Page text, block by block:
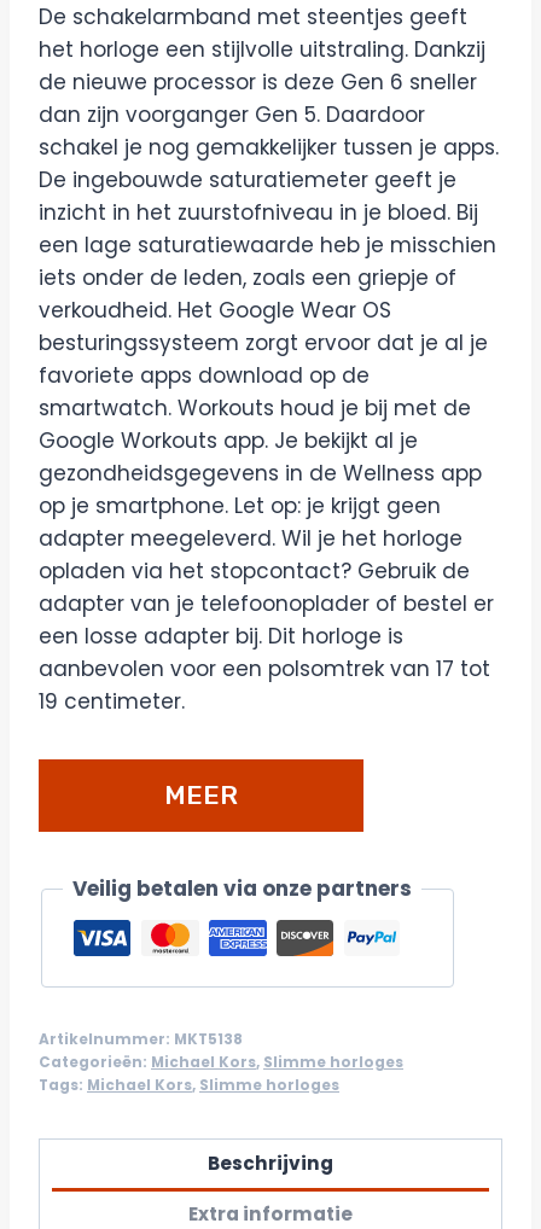
De schakelarmband met steentjes geeft
het horloge een stijlvolle uitstraling. Dankzij
de nieuwe processor is deze Gen 6 sneller
dan zijn voorganger Gen 5. Daardoor
schakel je nog gemakkelijker tussen je apps.
De ingebouwde saturatiemeter geeft je
inzicht in het zuurstofniveau in je bloed. Bij
een lage saturatiewaarde heb je misschien
iets onder de leden, zoals een griepje of
verkoudheid. Het Google Wear OS
besturingssysteem zorgt ervoor dat je al je
favoriete apps download op de
smartwatch. Workouts houd je bij met de
Google Workouts app. Je bekijkt al je
gezondheidsgegevens in de Wellness app
op je smartphone. Let op: je krijgt geen
adapter meegeleverd. Wil je het horloge
opladen via het stopcontact? Gebruik de
adapter van je telefoonoplader of bestel er
een losse adapter bij. Dit horloge is
aanbevolen voor een polsomtrek van 17 tot
19 centimeter.
MEER
Veilig betalen via onze partners
Artikelnummer: MKT5138
Categorieën: Michael Kors, Slimme horloges
Tags: Michael Kors, Slimme horloges
Beschrijving
Extra informatie